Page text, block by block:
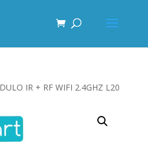
IR + RF WIFI 2.4GHZ L20